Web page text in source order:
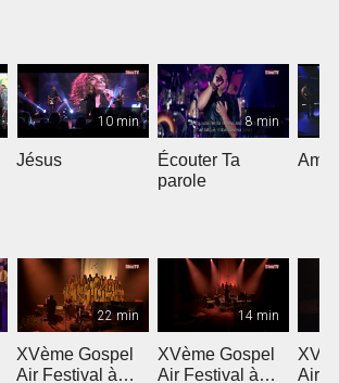
10 min
Jésus
8 min
Écouter Ta
parole
Ami
22 min
XVème Gospel
Air Festival à
14 min
XVème Gospel
Air Festival à
Air